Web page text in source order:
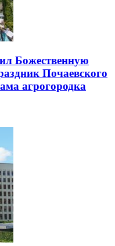
Божественную
Почаевского
агрогородка